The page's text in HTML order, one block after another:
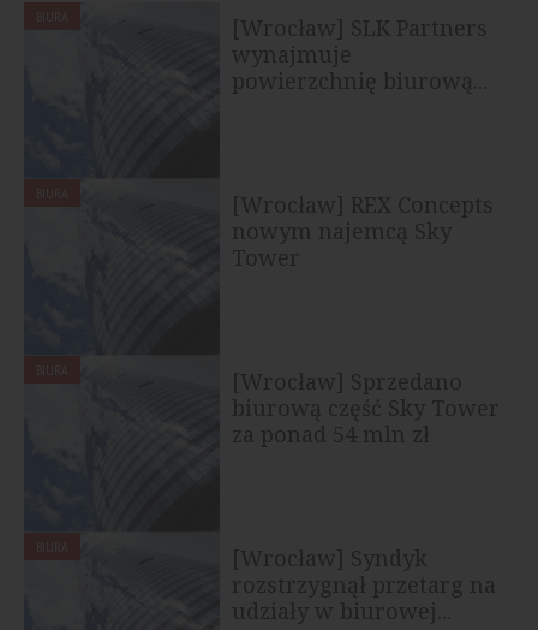
[Wrocław] SLK Partners
wynajmuje
powierzchnię biurową...
[Wrocław] REX Concepts
nowym najemcą Sky
Tower
[Wrocław] Sprzedano
biurową część Sky Tower
za ponad 54 mln zł
[Wrocław] Syndyk
rozstrzygnął przetarg na
udziały w biurowej...